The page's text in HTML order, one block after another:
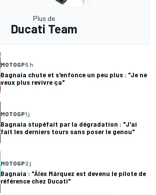
Plus de
Ducati Team
MOTOGP5 h
Bagnaia chute et s'enfonce un peu plus : "Je ne
veux plus revivre ça"
MOTOGP1 j
Bagnaia stupéfait par la dégradation : "J'ai
fait les derniers tours sans poser le genou"
MOTOGP2 j
Bagnaia : "Álex Márquez est devenu le pilote de
référence chez Ducati"